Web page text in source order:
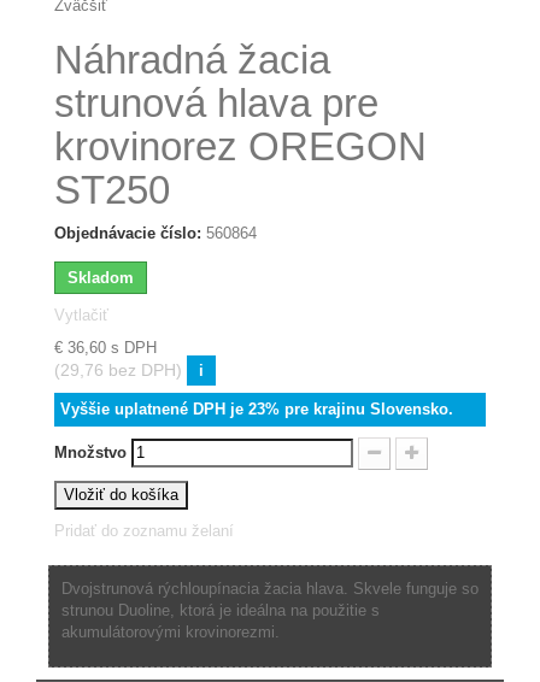
Zväčšiť
Náhradná žacia
strunová hlava pre
krovinorez OREGON
ST250
Objednávacie číslo: 560864
Skladom
Vytlačiť
€ 36,60 s DPH
(29,76 bez DPH) i
Vyššie uplatnené DPH je 23% pre krajinu Slovensko.
Množstvo
Vložiť do košíka
Pridať do zoznamu želaní
Dvojstrunová rýchloupínacia žacia hlava. Skvele funguje so
strunou Duoline, ktorá je ideálna na použitie s
akumulátorovými krovinorezmi.